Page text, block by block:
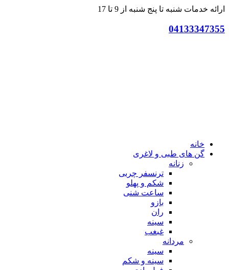
ارائه خدمات شنبه تا پنج شنبه از 9 تا 17
04133347355
خانه
گن های طبی و لاغری
زنانه
ترنسفر چربی
شکم و پهلو
ساعت شنی
بازو
ران
سینه
غبغب
مردانه
سینه
سینه و شکم